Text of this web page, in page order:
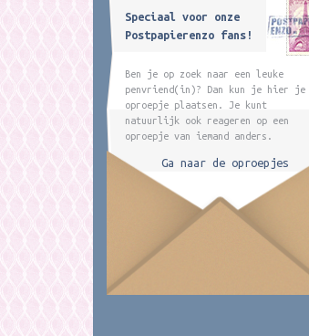
Speciaal voor onze
Postpapierenzo fans!
Ben je op zoek naar een leuke
penvriend(in)? Dan kun je hier je
oproepje plaatsen. Je kunt
natuurlijk ook reageren op een
oproepje van iemand anders.
Ga naar de oproepjes